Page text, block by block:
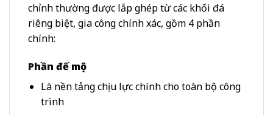
chỉnh thường được lắp ghép từ các khối đá
riêng biệt, gia công chính xác, gồm 4 phần
chính:
Phần đế mộ
Là nền tảng chịu lực chính cho toàn bộ công
trình